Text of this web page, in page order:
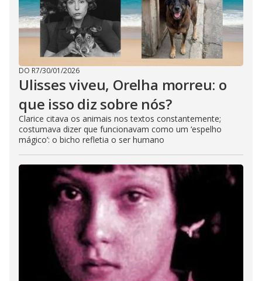
DO R7/30/01/2026
Ulisses viveu, Orelha morreu: o
que isso diz sobre nós?
Clarice citava os animais nos textos constantemente;
costumava dizer que funcionavam como um ‘espelho
mágico’: o bicho refletia o ser humano